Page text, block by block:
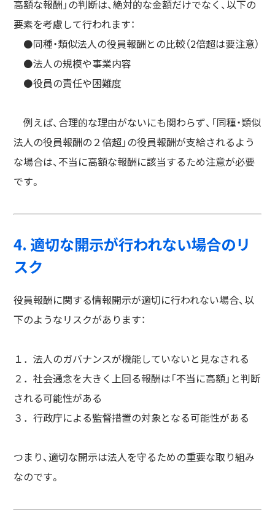
高額な報酬」の判断は、絶対的な金額だけでなく、以下の
要素を考慮して行われます：
⚫️同種・類似法人の役員報酬との比較（2倍超は要注意）
⚫️法人の規模や事業内容
⚫️役員の責任や困難度
例えば、合理的な理由がないにも関わらず、「同種・類似
法人の役員報酬の２倍超」の役員報酬が支給されるよう
な場合は、不当に高額な報酬に該当するため注意が必要
です。
4. 適切な開示が行われない場合のリ
スク
役員報酬に関する情報開示が適切に行われない場合、以
下のようなリスクがあります：
１．法人のガバナンスが機能していないと見なされる
２．社会通念を大きく上回る報酬は「不当に高額」と判断
される可能性がある
３．行政庁による監督措置の対象となる可能性がある
つまり、適切な開示は法人を守るための重要な取り組み
なのです。